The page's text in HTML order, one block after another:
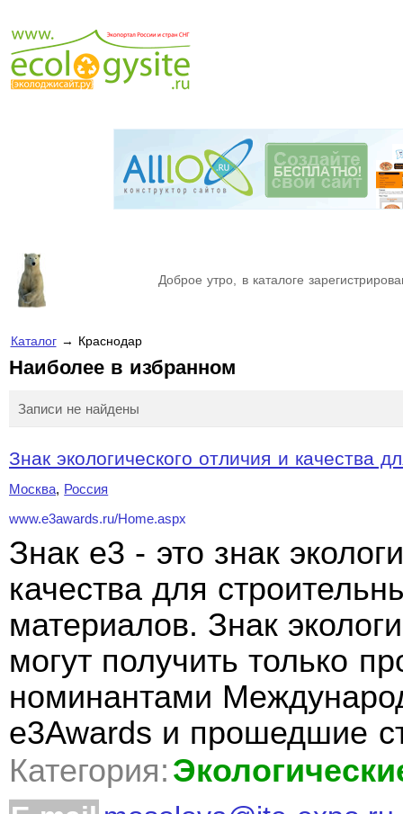
Доброе утро, в каталоге
Каталог→ Краснодар
Наиболее в избранном
Записи не найдены
Знак экологического отличия и качества
Москва, Россия
www.e3awards.ru/Home.aspx
Знак e3 - это знак
качества для
материалов. Знак
могут получить только
номинантами
e3Awards и прошедшие
Категория: